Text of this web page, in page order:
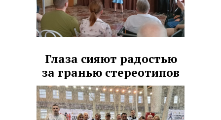
Глаза сияют радостью
за гранью стереотипов